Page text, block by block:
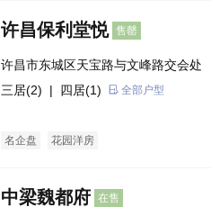
许昌保利堂悦 售罄
许昌市东城区天宝路与文峰路交会处
三居(2) | 四居(1) 全部户型
名企盘 花园洋房
中梁魏都府 在售